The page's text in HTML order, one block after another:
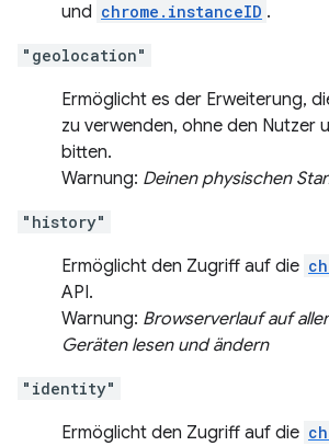
und chrome.instanceID .
"geolocation"
Ermöglicht es der Erweiterung,
zu verwenden, ohne den Nutzer
bitten.
Warnung: Deinen physischen
"history"
Ermöglicht den Zugriff auf die
API.
Warnung: Browserverlauf auf
Geräten lesen und ändern
"identity"
Ermöglicht den Zugriff auf die